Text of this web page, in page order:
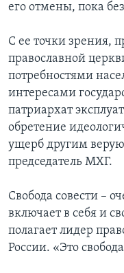
его отмены, пока
С ее точки зрения,
православной
потребностями
интересами
патриархат
обретение
ущерб другим
председатель МХГ.
Свобода совести –
включает в себя и
полагает лидер
России. «Это